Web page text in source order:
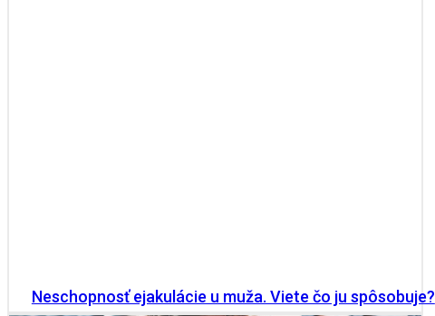
Neschopnosť ejakulácie u muža. Viete čo ju spôsobuje?